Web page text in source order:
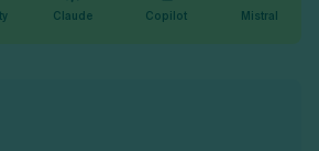
Claude Copilot Mistral